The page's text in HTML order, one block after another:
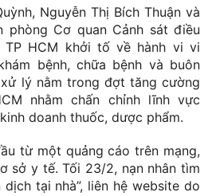
Nguyễn Thị Bích Thuận và
phòng Cơ quan Cảnh sát điều
TP HCM khởi tố về hành vi vi
bệnh, chữa bệnh và buôn
lý nằm trong đợt tăng cường
nhằm chấn chỉnh lĩnh vực
doanh thuốc, dược phẩm.
từ một quảng cáo trên mạng,
sở y tế. Tối 23/2, nạn nhân tìm
tại nhà”, liên hệ website do